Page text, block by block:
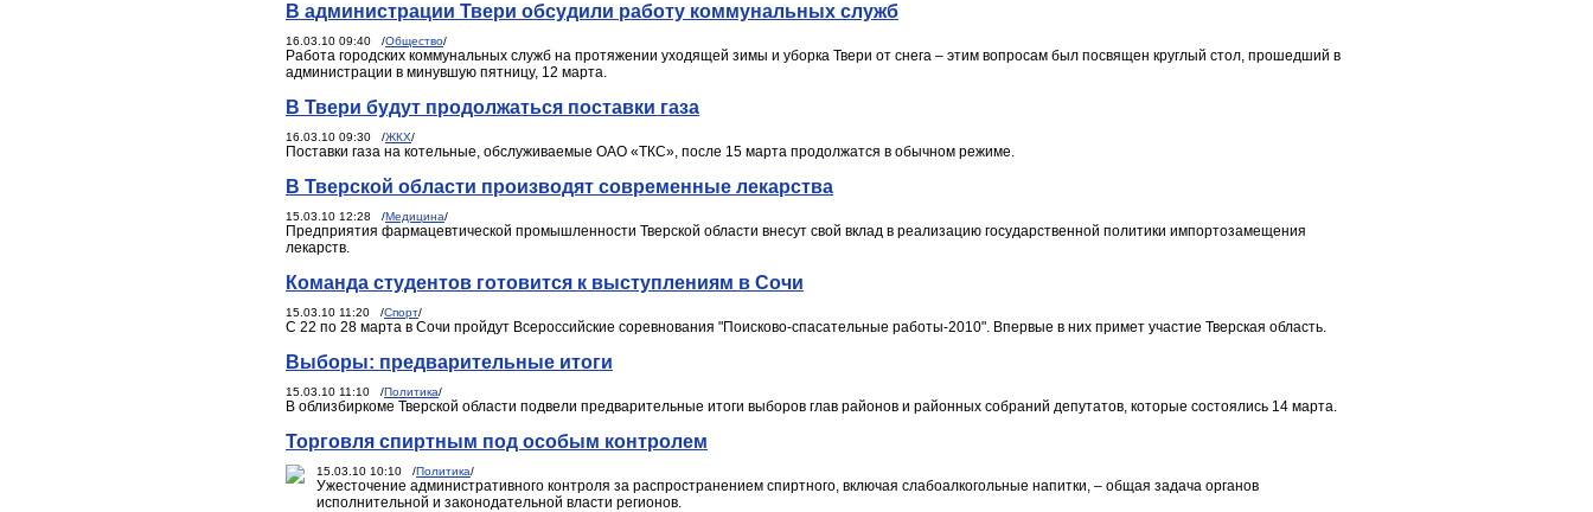
В администрации Твери обсудили работу коммунальных служб
16.03.10 09:40 /Общество/
Работа городских коммунальных служб на протяжении уходящей зимы и уборка Твери от снега – этим вопросам был посвящен круглый стол, прошедший в
администрации в минувшую пятницу, 12 марта.
В Твери будут продолжаться поставки газа
16.03.10 09:30 /ЖКХ/
Поставки газа на котельные, обслуживаемые ОАО «ТКС», после 15 марта продолжатся в обычном режиме.
В Тверской области производят современные лекарства
15.03.10 12:28 /Медицина/
Предприятия фармацевтической промышленности Тверской области внесут свой вклад в реализацию государственной политики импортозамещения
лекарств.
Команда студентов готовится к выступлениям в Сочи
15.03.10 11:20 /Спорт/
С 22 по 28 марта в Сочи пройдут Всероссийские соревнования "Поисково-спасательные работы-2010". Впервые в них примет участие Тверская область.
Выборы: предварительные итоги
15.03.10 11:10 /Политика/
В облизбиркоме Тверской области подвели предварительные итоги выборов глав районов и районных собраний депутатов, которые состоялись 14 марта.
Торговля спиртным под особым контролем
15.03.10 10:10 /Политика/
Ужесточение административного контроля за распространением спиртного, включая слабоалкогольные напитки, – общая задача органов
исполнительной и законодательной власти регионов.